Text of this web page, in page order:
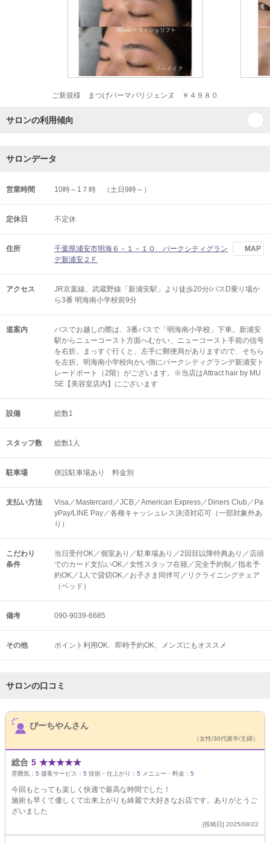
ご新規様 まつげパーマパリジェンヌ ￥４９８０
サロンの利用傾向
サロンデータ
営業時間 10時～1７時 （土日9時～）
定休日 不定休
住所
千葉県浦安市明海６－１－１０ パークシティグラン
デ新浦安２Ｆ
MAP
アクセス
JR京葉線、武蔵野線「新浦安駅」より徒歩20分/バスD乗り場か
ら3番 明海南小学校前9分
道案内
バスでお越しの際は、3番バスで「明海南小学校」下車。新浦安
駅からニューコースト方面へむかい、ニューコースト手前の信号
を右折。まっすぐ行くと、左手に郵便局がありますので、そちら
を左折。明海南小学校向かい側にパークシティグランデ新浦安ト
レードポート（2階）がございます。※当店はAttract hair by MU
SE【美容室店内】にございます
設備 総数1
スタッフ数 総数1人
駐車場 併設駐車場あり 料金別
支払い方法
Visa／Mastercard／JCB／American Express／Diners Club／Pa
yPay/LINE Pay／各種キャッシュレス決済対応可（一部対象外あ
り）
こだわり
条件
当日受付OK／個室あり／駐車場あり／2回目以降特典あり／店頭
でのカード支払いOK／女性スタッフ在籍／完全予約制／指名予
約OK／1人で貸切OK／お子さま同伴可／リクライニングチェア
（ベッド）
備考 090-9039-6685
その他 ポイント利用OK 即時予約OK メンズにもオススメ
サロンの口コミ
サロンPick Up
ぴーちやんさん
（女性/30代後半/主婦）
総合 5 ★★★★★
雰囲気： 5 接客サービス： 5 技術・仕上がり： 5 メニュー・料金： 5
今回もとっても楽しく快適で最高な時間でした！
施術も早くて優しくて出来上がりも綺麗で大好きなお店です。ありがとうご
ざいました
[投稿日] 2025/08/22